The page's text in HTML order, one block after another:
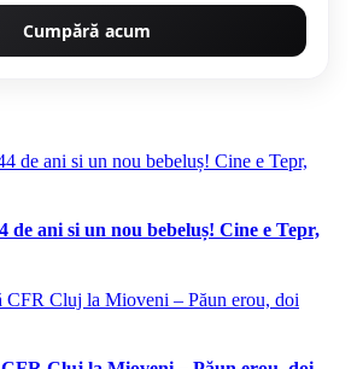
Cumpără acum
de ani si un nou bebeluș! Cine e Tepr,